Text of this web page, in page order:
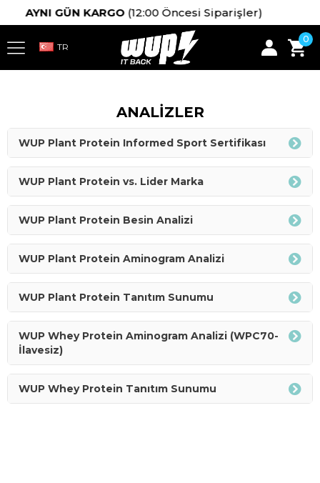
AYNI GÜN KARGO(12:00 Öncesi Siparişler)
0
ANALİZLER
WUP Plant Protein Informed Sport Sertifikası
WUP Plant Protein vs. Lider Marka
WUP Plant Protein Besin Analizi
WUP Plant Protein Aminogram Analizi
WUP Plant Protein Tanıtım Sunumu
WUP Whey Protein Aminogram Analizi (WPC70-
İlavesiz)
WUP Whey Protein Tanıtım Sunumu